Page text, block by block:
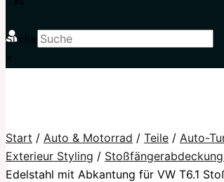
Suche
×
Start / Auto & Motorrad / Teile / Auto-
Exterieur Styling /
Edelstahl mit Abkantung für VW T6.1